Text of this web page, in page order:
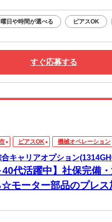
曜日や時間が選べる ピアスOK
すぐ応募する
ピアスOK 機械オペレーション
キャリアオプション
40代活躍中】社保完備
モーター部品のプレス